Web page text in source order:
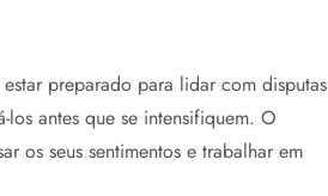
preparado para lidar com disputas
antes que se intensifiquem. O
os seus sentimentos e trabalhar em